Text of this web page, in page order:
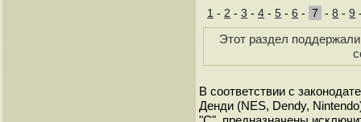
1 - 2 - 3 - 4 - 5 - 6 - 7 -8 -9
Этот раздел
В соответствии с
Денди (NES, Dendy,